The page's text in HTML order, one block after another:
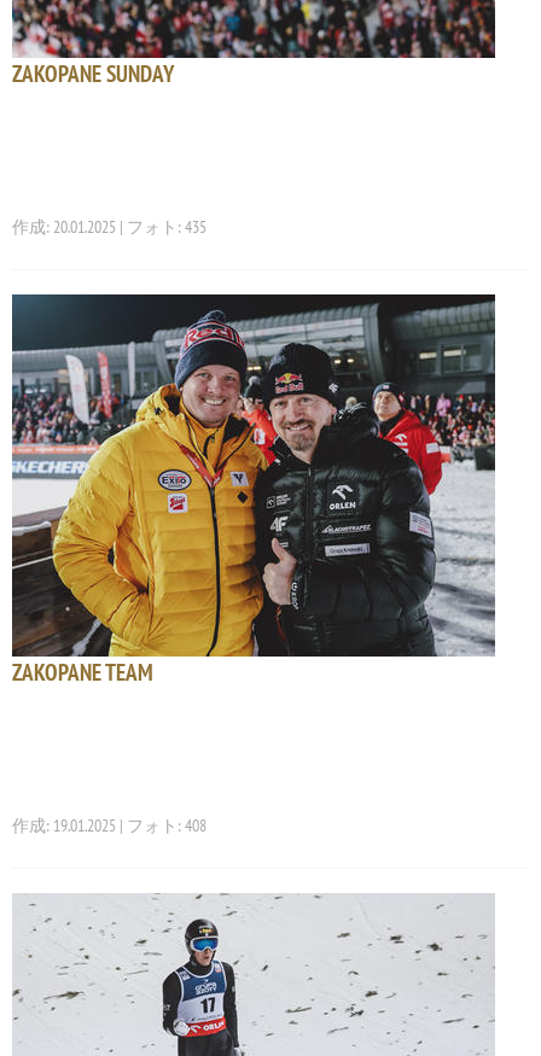
ZAKOPANE SUNDAY
作成: 20.01.2025 | フォト: 435
ZAKOPANE TEAM
作成: 19.01.2025 | フォト: 408